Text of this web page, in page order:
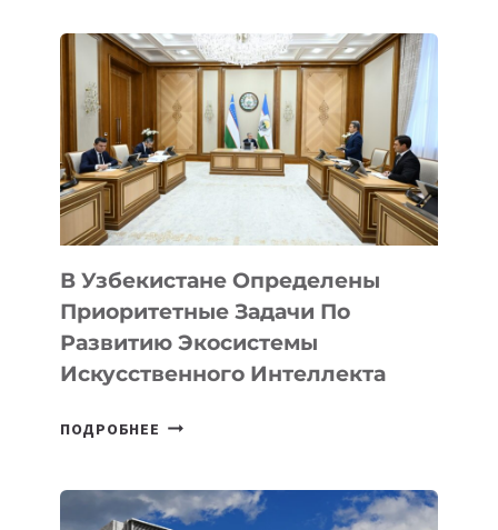
В Узбекистане Определены
Приоритетные Задачи По
Развитию Экосистемы
Искусственного Интеллекта
ПОДРОБНЕЕ В
ПРИОРИТЕТНЫЕ